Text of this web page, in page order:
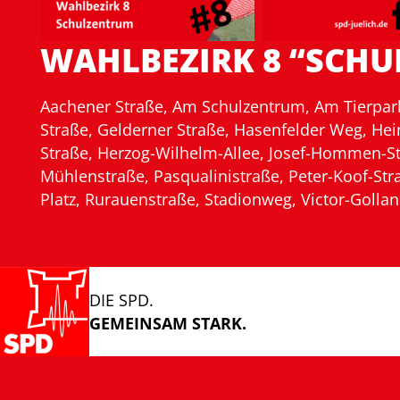
WAHLBEZIRK 8
Aachener Straße, Am Schulzentrum, Am
Straße, Gelderner Straße, Hasenfelder Weg,
Straße, Herzog-Wilhelm-Allee, Josef-Hommen-
Mühlenstraße, Pasqualinistraße, Peter-Koof-
Platz, Rurauenstraße, Stadionweg, Victor-
DIE SPD.
GEMEINSAM STARK.